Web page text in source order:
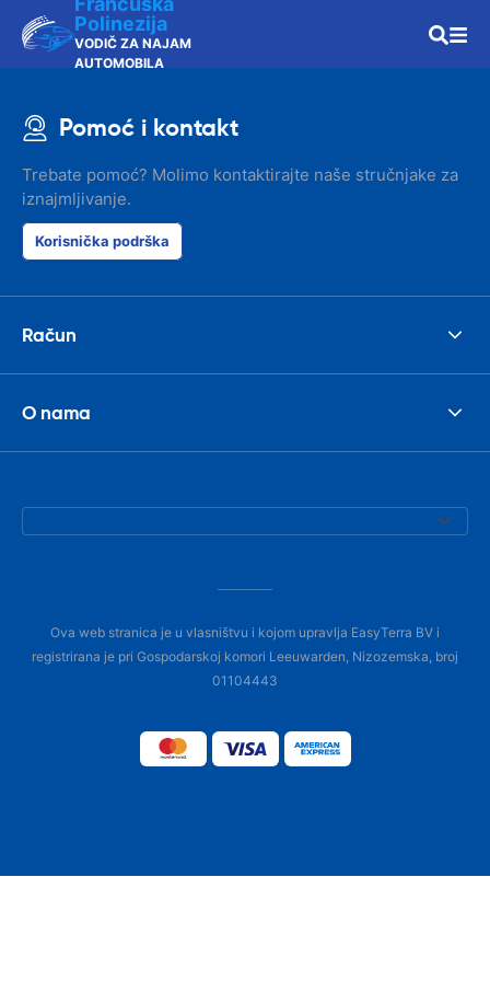
Polinezija
VODIČ ZA NAJAM
AUTOMOBILA
Pomoć i kontakt
Trebate pomoć? Molimo kontaktirajte naše stručnjake za
iznajmljivanje.
Korisnička podrška
Račun
O nama
Ova web stranica je u vlasništvu i kojom upravlja EasyTerra BV i
registrirana je pri Gospodarskoj komori Leeuwarden, Nizozemska, broj
01104443